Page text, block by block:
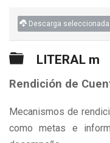
Descarga seleccionada
Carpeta
LITERAL m
Rendición de
Mecanismos de
como metas e